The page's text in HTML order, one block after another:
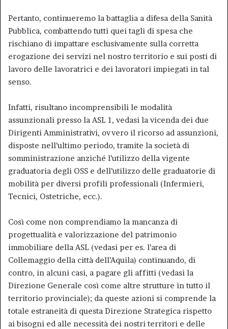
Pertanto, continueremo la battaglia a difesa della Sanità
Pubblica, combattendo tutti quei tagli di spesa che
rischiano di impattare esclusivamente sulla corretta
erogazione dei servizi nel nostro territorio e sui posti di
lavoro delle lavoratrici e dei lavoratori impiegati in tal
senso.
Infatti, risultano incomprensibili le modalità
assunzionali presso la ASL 1, vedasi la vicenda dei due
Dirigenti Amministrativi, ovvero il ricorso ad assunzioni,
disposte nell’ultimo periodo, tramite la società di
somministrazione anziché l’utilizzo della vigente
graduatoria degli OSS e dell’utilizzo delle graduatorie di
mobilità per diversi profili professionali (Infermieri,
Tecnici, Ostetriche, ecc.).
Così come non comprendiamo la mancanza di
progettualità e valorizzazione del patrimonio
immobiliare della ASL (vedasi per es. l’area di
Collemaggio della città dell’Aquila) continuando, di
contro, in alcuni casi, a pagare gli affitti (vedasi la
Direzione Generale così come altre strutture in tutto il
territorio provinciale); da queste azioni si comprende la
totale estraneità di questa Direzione Strategica rispetto
ai bisogni ed alle necessità dei nostri territori e delle